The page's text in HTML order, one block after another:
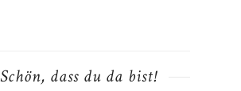
Schön, dass du da bist!